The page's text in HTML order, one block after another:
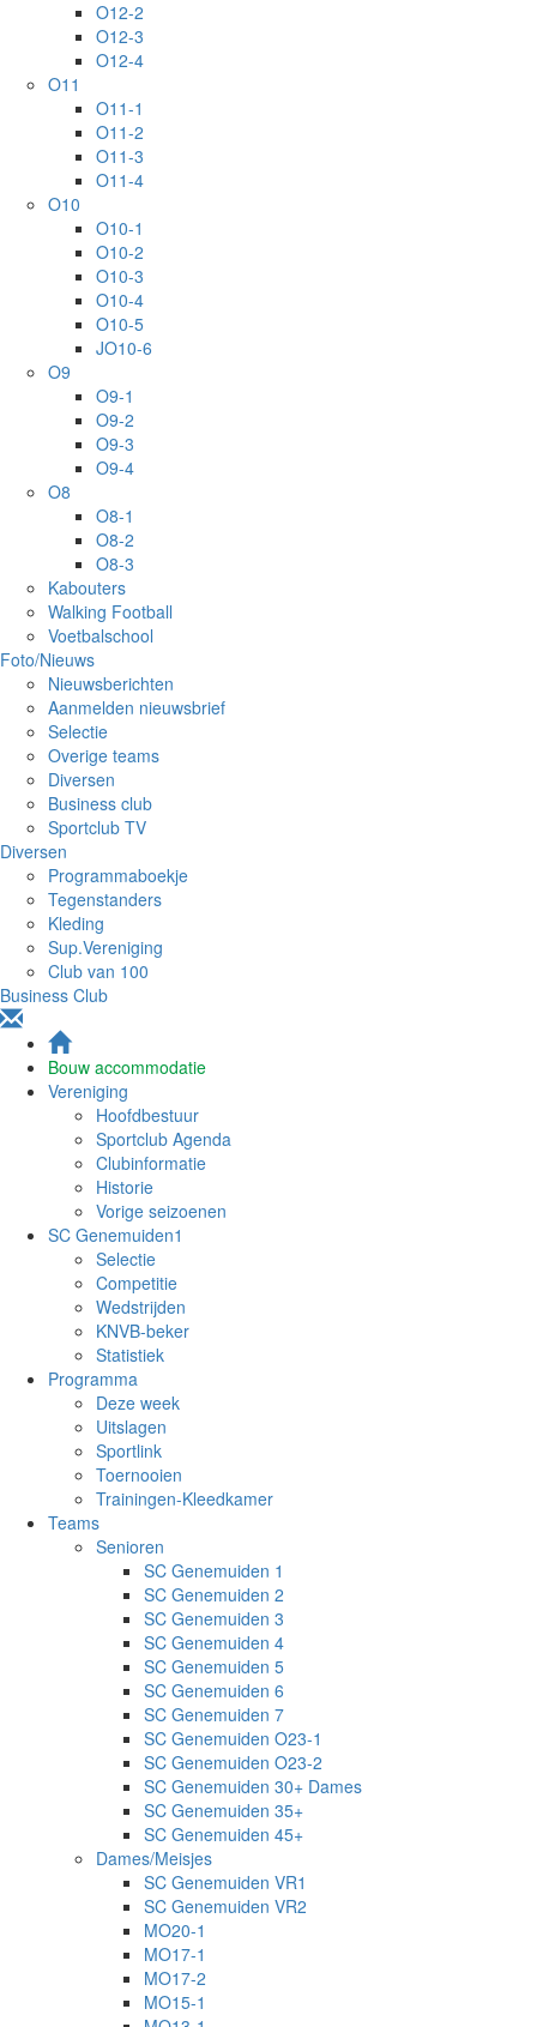
O12-2
O12-3
O12-4
O11
O11-1
O11-2
O11-3
O11-4
O10
O10-1
O10-2
O10-3
O10-4
O10-5
JO10-6
O9
O9-1
O9-2
O9-3
O9-4
O8
O8-1
O8-2
O8-3
Kabouters
Walking Football
Voetbalschool
Foto/Nieuws
Nieuwsberichten
Aanmelden nieuwsbrief
Selectie
Overige teams
Diversen
Business club
Sportclub TV
Diversen
Programmaboekje
Tegenstanders
Kleding
Sup.Vereniging
Club van 100
Business Club
Bouw accommodatie
Vereniging
Hoofdbestuur
Sportclub Agenda
Clubinformatie
Historie
Vorige seizoenen
SC Genemuiden1
Selectie
Competitie
Wedstrijden
KNVB-beker
Statistiek
Programma
Deze week
Uitslagen
Sportlink
Toernooien
Trainingen-Kleedkamer
Teams
Senioren
SC Genemuiden 1
SC Genemuiden 2
SC Genemuiden 3
SC Genemuiden 4
SC Genemuiden 5
SC Genemuiden 6
SC Genemuiden 7
SC Genemuiden O23-1
SC Genemuiden O23-2
SC Genemuiden 30+ Dames
SC Genemuiden 35+
SC Genemuiden 45+
Dames/Meisjes
SC Genemuiden VR1
SC Genemuiden VR2
MO20-1
MO17-1
MO17-2
MO15-1